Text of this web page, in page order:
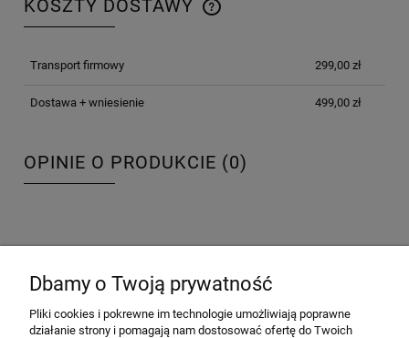
KOSZTY DOSTAWY
CENA NIE ZAWIERA EWENTUALNYCH KOSZTÓW
Transport firmowy 299,00 zł
Dostawa + wniesienie 499,00 zł
OPINIE O PRODUKCIE (0)
O FIRMIE
Dbamy o Twoją prywatność
Pliki cookies i pokrewne im technologie umożliwiają poprawne
działanie strony i pomagają nam dostosować ofertę do Twoich